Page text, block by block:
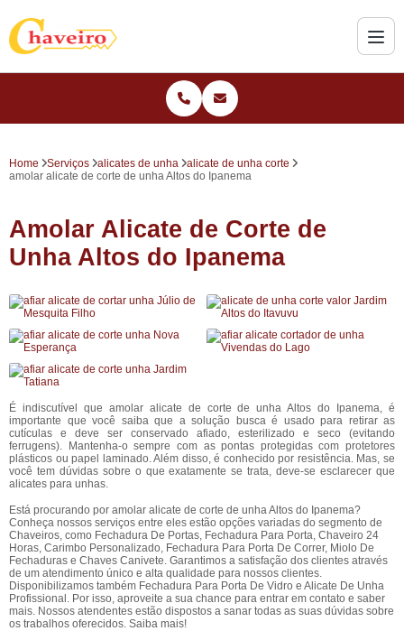
Home Serviços alicates de unha
alicate de unha corte
amolar alicate de corte de unha Altos do Ipanema
Amolar Alicate de Corte de
Unha Altos do Ipanema
É indiscutível que amolar alicate de corte de unha Altos do Ipanema, é
importante que você saiba que a solução busca é usado para retirar as
cutículas e deve ser conservado afiado, esterilizado e seco (evitando
ferrugens). Mantenha-o sempre com as pontas protegidas com protetores
plásticos ou papel laminado. Além disso, é conhecido por resistência. Mas, se
você tem dúvidas sobre o que exatamente se trata, deve-se esclarecer que
alicates para unhas.
Está procurando por amolar alicate de corte de unha Altos do Ipanema?
Conheça nossos serviços entre eles estão opções variadas do segmento de
Chaveiros, como Fechadura De Portas, Fechadura Para Porta, Chaveiro 24
Horas, Carimbo Personalizado, Fechadura Para Porta De Correr, Miolo De
Fechaduras e Chaves Canivete. Garantimos a satisfação dos clientes através
de um atendimento único e alta qualidade para nossos clientes.
Disponibilizamos também Fechadura Para Porta De Vidro e Alicate De Unha
Profissional. Por isso, aproveite a sua chance para entrar em contato e saber
mais. Nossos atendentes estão dispostos a sanar todas as suas dúvidas sobre
os trabalhos oferecidos. Saiba mais!